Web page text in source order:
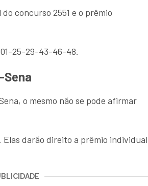
concurso 2551 e o prêmio
25-29-43-46-48.
o mesmo não se pode afirmar
darão direito a prêmio individual